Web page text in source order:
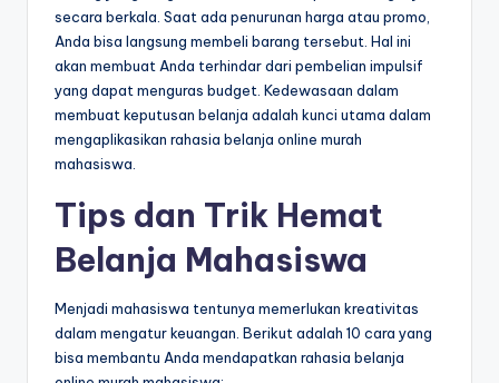
secara berkala. Saat ada penurunan harga atau promo,
Anda bisa langsung membeli barang tersebut. Hal ini
akan membuat Anda terhindar dari pembelian impulsif
yang dapat menguras budget. Kedewasaan dalam
membuat keputusan belanja adalah kunci utama dalam
mengaplikasikan rahasia belanja online murah
mahasiswa.
Tips dan Trik Hemat
Belanja Mahasiswa
Menjadi mahasiswa tentunya memerlukan kreativitas
dalam mengatur keuangan. Berikut adalah 10 cara yang
bisa membantu Anda mendapatkan rahasia belanja